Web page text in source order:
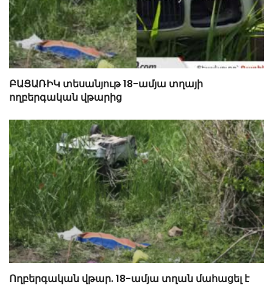
ԲԱՑԱՌԻԿ տեսանյութ 18-ամյա տղայի
ողբերգական վթարից
Ողբերգական վթար. 18-ամյա տղան մահացել է